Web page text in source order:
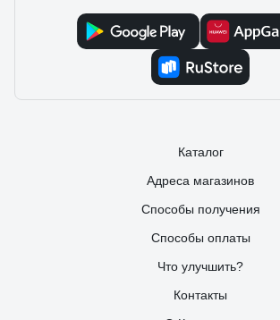
Каталог
Адреса магазинов
Способы получения
Способы оплаты
Что улучшить?
Контакты